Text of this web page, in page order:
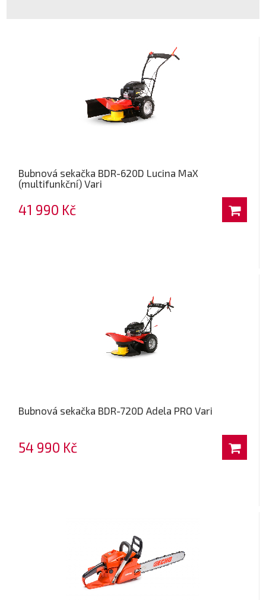
Bubnová sekačka BDR-620D Lucina MaX
(multifunkční) Vari
41 990 Kč
Bubnová sekačka BDR-720D Adela PRO Vari
54 990 Kč